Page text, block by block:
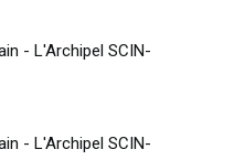
- L'Archipel SCIN-
- L'Archipel SCIN-